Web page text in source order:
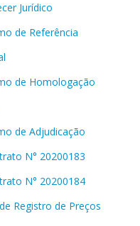
Jurídico
de Referência
de Homologação
de Adjudicação
N° 20200183
N° 20200184
Registro de Preços